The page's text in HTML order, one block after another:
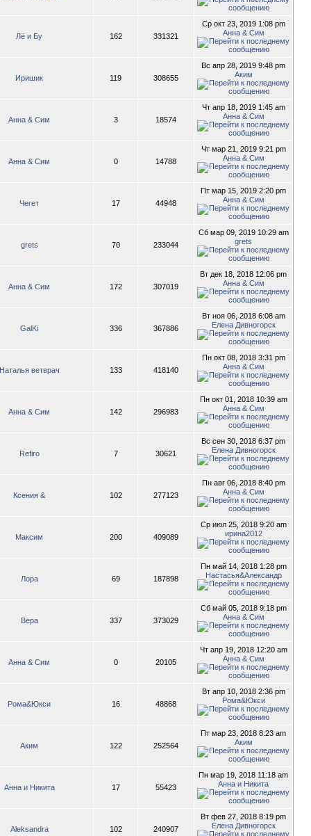
Лё и Бу 162 331321
Ср окт 23, 2019 1:08 pm
Анна & Сим
Иришик 119 308655
Вс апр 28, 2019 9:48 pm
Аким
Анна & Сим 3 18574
Чт апр 18, 2019 1:45 am
Анна & Сим
Анна & Сим 0 14788
Чт мар 21, 2019 9:21 pm
Анна & Сим
Чегет 17 44948
Пт мар 15, 2019 2:20 pm
Анна & Сим
grets 70 233044
Сб мар 09, 2019 10:29 am
grets
Анна & Сим 172 307019
Вт дек 18, 2018 12:06 pm
Анна & Сим
GalKi 336 367886
Вт ноя 06, 2018 6:08 am
Елена Дивногорск
ветврач 133 418140
Пн окт 08, 2018 3:31 pm
Анна & Сим
Анна & Сим 142 296983
Пн окт 01, 2018 10:39 am
Анна & Сим
Refiro 7 30621
Вс сен 30, 2018 6:37 pm
Елена Дивногорск
Ксения & 102 277123
Пн авг 06, 2018 8:40 pm
Анна & Сим
Максим 200 409089
Ср июл 25, 2018 9:20 am
ирина2012
Лора 69 187898
Пн май 14, 2018 1:28 pm
Настасья&Александр
Вера 337 373029
Сб май 05, 2018 9:18 pm
Анна & Сим
Анна & Сим 0 20105
Чт апр 19, 2018 12:20 am
Анна & Сим
Рома&Юкси 16 48868
Вт апр 10, 2018 2:36 pm
Рома&Юкси
Аким 122 252564
Пт мар 23, 2018 8:23 am
Аким
Анна и Никита 17 55423
Пн мар 19, 2018 11:18 am
Анна и Никита
Aleksandra 102 240907
Вт фев 27, 2018 8:19 pm
Елена Дивногорск